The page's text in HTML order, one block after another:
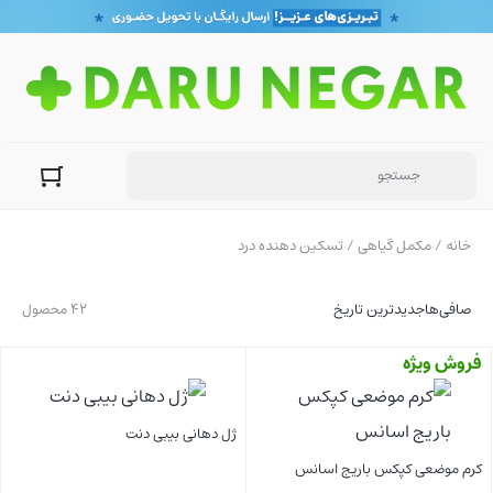
خانه /مکمل گیاهی/ تسکین دهنده درد
42 محصول صافی‌هاجدیدترین تاریخ
فروش ویژه
کرم موضعی کپکس باریج اسانس
ژل دهانی بیبی دنت